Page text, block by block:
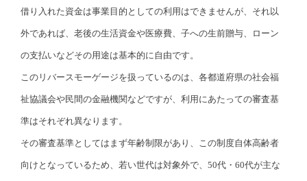
借り入れた資金は事業目的としての利用はできませんが、それ以
外であれば、老後の生活資金や医療費、子への生前贈与、ローン
の支払いなどその用途は基本的に自由です。
このリバースモーゲージを扱っているのは、各都道府県の社会福
祉協議会や民間の金融機関などですが、利用にあたっての審査基
準はそれぞれ異なります。
その審査基準としてはまず年齢制限があり、この制度自体高齢者
向けとなっているため、若い世代は対象外で、50代・60代が主な